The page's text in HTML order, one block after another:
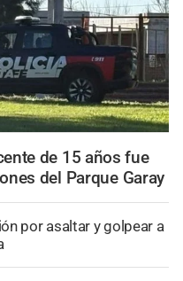
de 15 años fue
del Parque Garay
por asaltar y golpear a